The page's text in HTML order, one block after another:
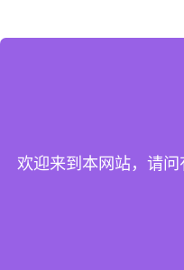
欢迎来到本网站，请问